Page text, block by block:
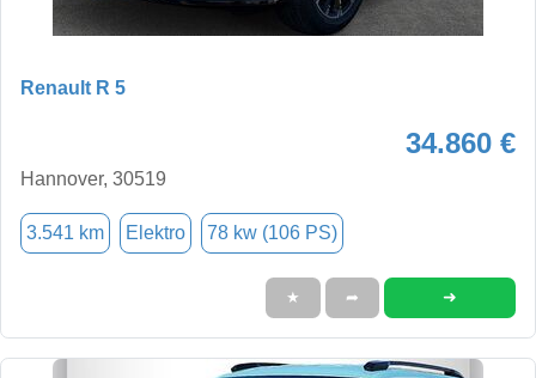
Renault R 5
34.860 €
Hannover, 30519
3.541 km Elektro 78 kw (106 PS)
★ ➦ ➜